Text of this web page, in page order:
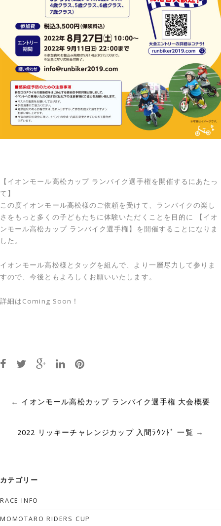
【イオンモール高松カップ ランバイク選手権を開催するにあたっ
て】
この度イオンモール高松様のご依頼を受けて、ランバイクの楽し
さをもっと多くの子どもたちに体験いただくことを目的に 【イオ
ンモール高松カップ ランバイク選手権】を開催することになりま
した。
イオンモール高松様とタッグを組んで、より一層尽力して参りま
すので、今後ともよろしくお願いいたします。
詳細はComing Soon！
Post
← イオンモール高松カップ ランバイク選手権 大会概要
2022 リッキーチャレンジカップ 入間ﾗｳﾝﾄﾞ 一覧 →
カテゴリー
RACE INFO
MOMOTARO RIDERS CUP